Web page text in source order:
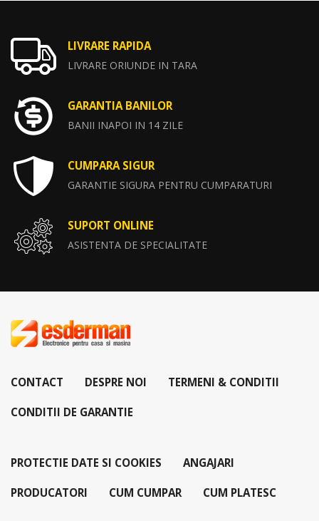
LIVRARE RAPIDA
LIVRARE ORIUNDE IN TARA
GARANTIA BANILOR
BANII INAPOI IN 14 ZILE
CUMPARA SIGUR
GARANTIE SIGURA PENTRU CUMPARATURI
SUPORT ONLINE
ASISTENTA DE SPECIALITATE
CONTACT DESPRE NOI TERMENI & CONDITII
CONDITII DE GARANTIE
PROTECTIE DATE SI COOKIES ANGAJARI
PRODUCATORI CUM CUMPAR CUM PLATESC